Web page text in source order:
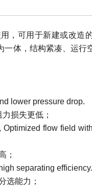
，可用于新建或改造
一体，结构紧凑、运行
lower pressure drop.
损失更低；
flow field
；
separating efficiency.
选能力；